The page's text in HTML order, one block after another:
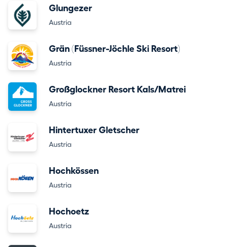
Glungezer
Austria
Grän (Füssner-Jöchle Ski Resort)
Austria
Großglockner Resort Kals/Matrei
Austria
Hintertuxer Gletscher
Austria
Hochkössen
Austria
Hochoetz
Austria